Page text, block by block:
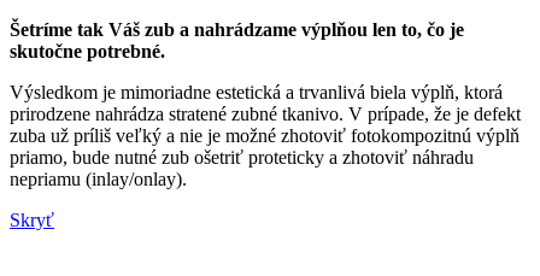
Šetríme tak Váš zub a nahrádzame výplňou len to, čo je
skutočne potrebné.
Výsledkom je mimoriadne estetická a trvanlivá biela výplň, ktorá
prirodzene nahrádza stratené zubné tkanivo. V prípade, že je defekt
zuba už príliš veľký a nie je možné zhotoviť fotokompozitnú výplň
priamo, bude nutné zub ošetriť proteticky a zhotoviť náhradu
nepriamu (inlay/onlay).
Skryť